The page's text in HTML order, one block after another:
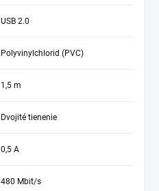
USB 2.0
Polyvinylchlorid (PVC)
1,5 m
Dvojité tienenie
0,5 A
480 Mbit/s